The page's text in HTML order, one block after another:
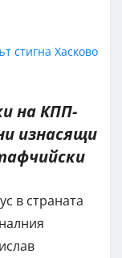
на КПП-
изнасящи
в страната